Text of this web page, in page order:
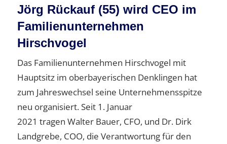
Jörg Rückauf (55) wird CEO im
Familienunternehmen
Hirschvogel
Das Familienunternehmen Hirschvogel mit
Hauptsitz im oberbayerischen Denklingen hat
zum Jahreswechsel seine Unternehmensspitze
neu organisiert. Seit 1. Januar
2021 tragen Walter Bauer, CFO, und Dr. Dirk
Landgrebe, COO, die Verantwortung für den